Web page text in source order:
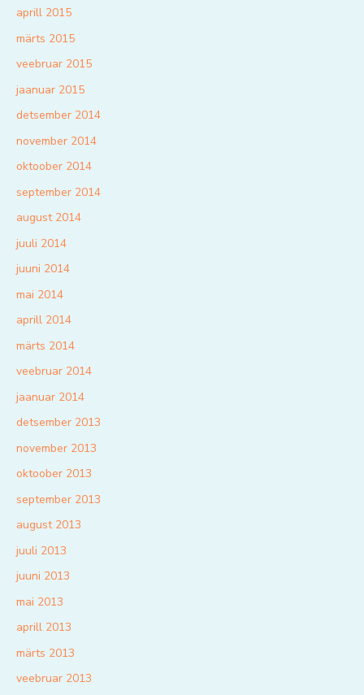
aprill 2015
märts 2015
veebruar 2015
jaanuar 2015
detsember 2014
november 2014
oktoober 2014
september 2014
august 2014
juuli 2014
juuni 2014
mai 2014
aprill 2014
märts 2014
veebruar 2014
jaanuar 2014
detsember 2013
november 2013
oktoober 2013
september 2013
august 2013
juuli 2013
juuni 2013
mai 2013
aprill 2013
märts 2013
veebruar 2013